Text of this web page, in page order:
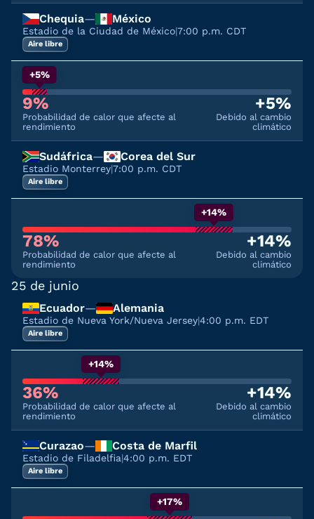
Chequia— México
Estadio de la Ciudad de México|7:00 p.m. CDT
Aire libre
+5%
9%
Probabilidad de calor que afecte al
rendimiento
+5%
Debido al cambio
climático
Sudáfrica— Corea del Sur
Estadio Monterrey|7:00 p.m. CDT
Aire libre
+14%
78%
Probabilidad de calor que afecte al
rendimiento
+14%
Debido al cambio
climático
25 de junio
Ecuador— Alemania
Estadio de Nueva York/Nueva Jersey|4:00 p.m. EDT
Aire libre
+14%
36%
Probabilidad de calor que afecte al
rendimiento
+14%
Debido al cambio
climático
Curazao— Costa de Marfil
Estadio de Filadelfia|4:00 p.m. EDT
Aire libre
+17%